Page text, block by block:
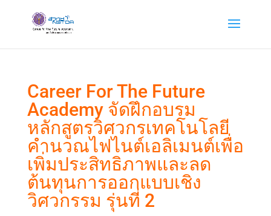
Career For The Future
Academy จัดฝึกอบรม
หลักสูตรวิศวกรเทคโนโลยี
คำนวณไฟไนต์เอลิเมนต์เพื่อ
เพิ่มประสิทธิภาพและลด
ต้นทุนการออกแบบเชิง
วิศวกรรม รุ่นที่ 2